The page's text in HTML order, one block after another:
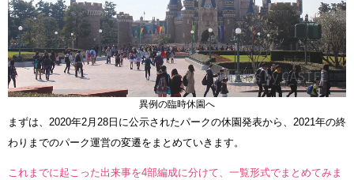
異例の臨時休園へ
まずは、2020年2月28日に公示されたパークの休園発表から、2021年の終
わりまでのパーク運営の変遷をまとめていきます。
これまでに起こった出来事を4部編成に分けて、一覧形式でまとめてみま